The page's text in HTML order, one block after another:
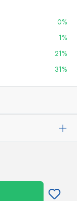
0%
1%
21%
31%